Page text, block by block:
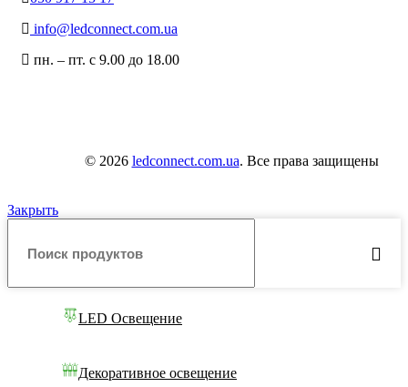
info@ledconnect.com.ua
пн. – пт. с 9.00 до 18.00
© 2026 ledconnect.com.ua. Все права защищены
Закрыть
LED Освещение
Декоративное освещение